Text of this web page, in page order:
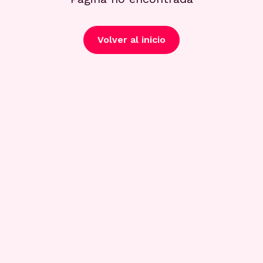
Volver al inicio